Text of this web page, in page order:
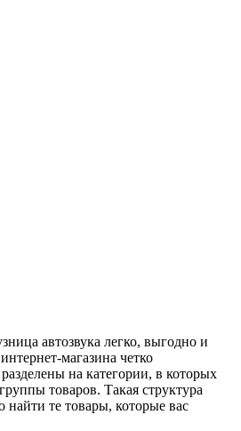
автозвука легко, выгодно и
магазина четко
на категории, в которых
товаров. Такая структура
найти те товары, которые вас